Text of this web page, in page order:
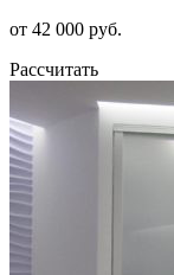
от 42 000 руб.
Рассчитать